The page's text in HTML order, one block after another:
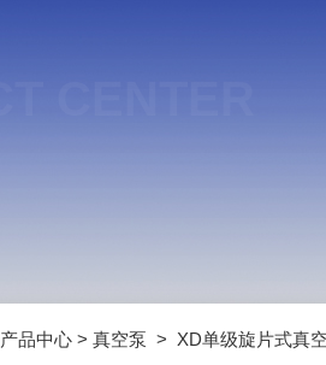
产品中心 > 真空泵 > XD单级旋片式真